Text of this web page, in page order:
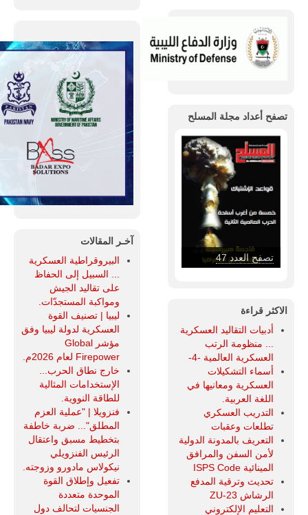
تصفح أعداد مجلة المسلح
تصفح العدد 46
الاكثر قراءة
أدبيات التقاليد العسكرية
... منظومة الرتب
العسكرية العالمية -4-
أسماء التشكيلات
العسكرية ومعانيها في
اللغة العربية.
التدريب العسكري
تطلعات وعقبات
التعريف بالمدونة الدولية
لأمن السفن والمرافق
المينائية ISPS Code
تحديث وترقية المدفع
الرشاش ZU-23
التعليم الإلكتروني
آخـر المقالات
البيروقراطية العسكرية
... السبيل إلى الحفاظ
على تقاليد الجيش
ومواكبة المستجدّات.
ليبيا | تصنيف القوة
العسكرية لدولة ليبيا وفق
مؤشر Global
Firepower لعام 2026م.
خارج نطاق الحرب...
الإستخدامات المثالية
للطاقة النووية.
فنزويلا | "عملية العزم
المطلق"... ضربة خاطفة
بتخطيط مسبق واعتقال
الرئيس الفنزويلي
نيكولاس مادورو وزوجته.
تفعيل وإطلاق القوة
الموحدة متعددة
الجنسيات لتحالف دول